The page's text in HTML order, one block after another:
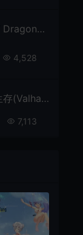
龙之剑：觉醒 / DragonSword Awakening 开放世界动作RPG游戏
4,528
瓦尔哈拉之路生存(Valhalla Path: Survival)开放世界生存RPG游戏|下载
7,113